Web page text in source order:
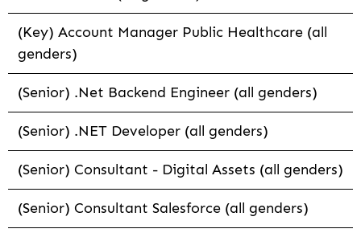
(Key) Account Manager Public Healthcare (all
genders)
(Senior) .Net Backend Engineer (all genders)
(Senior) .NET Developer (all genders)
(Senior) Consultant - Digital Assets (all genders)
(Senior) Consultant Salesforce (all genders)